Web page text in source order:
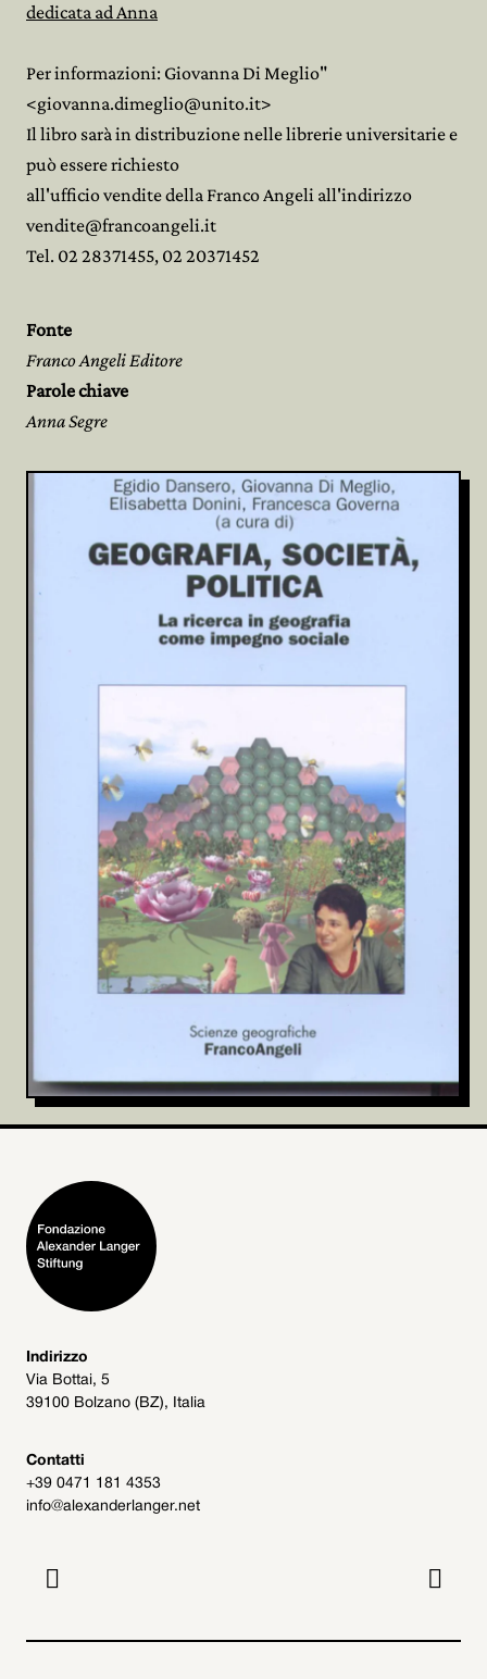
dedicata ad Anna
Per informazioni: Giovanna Di Meglio"
<giovanna.dimeglio@unito.it>
Il libro sarà in distribuzione nelle librerie universitarie e
può essere richiesto
all'ufficio vendite della Franco Angeli all'indirizzo
vendite@francoangeli.it
Tel. 02 28371455, 02 20371452
Fonte
Franco Angeli Editore
Parole chiave
Anna Segre
Indirizzo
Via Bottai, 5
39100 Bolzano (BZ), Italia
Contatti
+39 0471 181 4353
info@alexanderlanger.net
 